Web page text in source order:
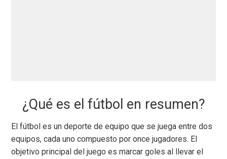
¿Qué es el fútbol en resumen?
El fútbol es un deporte de equipo que se juega entre dos
equipos, cada uno compuesto por once jugadores. El
objetivo principal del juego es marcar goles al llevar el